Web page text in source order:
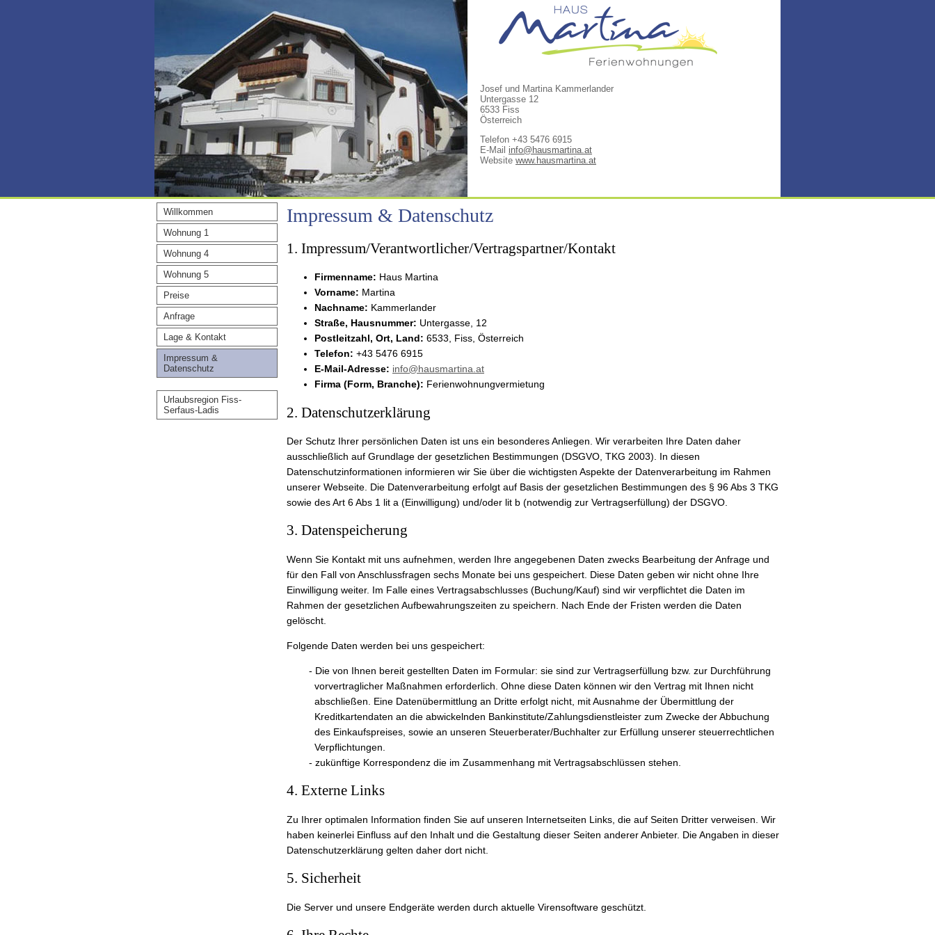
Josef und Martina Kammerlander
Untergasse 12
6533 Fiss
Österreich
Telefon +43 5476 6915
E-Mail info@hausmartina.at
Website www.hausmartina.at
Willkommen
Wohnung 1
Wohnung 4
Wohnung 5
Preise
Anfrage
Lage & Kontakt
Impressum &
Datenschutz
Urlaubsregion Fiss-
Serfaus-Ladis
Impressum & Datenschutz
1. Impressum/Verantwortlicher/Vertragspartner/Kontakt
Firmenname: Haus Martina
Vorname: Martina
Nachname: Kammerlander
Straße, Hausnummer: Untergasse, 12
Postleitzahl, Ort, Land: 6533, Fiss, Österreich
Telefon: +43 5476 6915
E-Mail-Adresse: info@hausmartina.at
Firma (Form, Branche): Ferienwohnungvermietung
2. Datenschutzerklärung
Der Schutz Ihrer persönlichen Daten ist uns ein besonderes Anliegen. Wir verarbeiten Ihre Daten daher
ausschließlich auf Grundlage der gesetzlichen Bestimmungen (DSGVO, TKG 2003). In diesen
Datenschutzinformationen informieren wir Sie über die wichtigsten Aspekte der Datenverarbeitung im Rahmen
unserer Webseite. Die Datenverarbeitung erfolgt auf Basis der gesetzlichen Bestimmungen des § 96 Abs 3 TKG
sowie des Art 6 Abs 1 lit a (Einwilligung) und/oder lit b (notwendig zur Vertragserfüllung) der DSGVO.
3. Datenspeicherung
Wenn Sie Kontakt mit uns aufnehmen, werden Ihre angegebenen Daten zwecks Bearbeitung der Anfrage und
für den Fall von Anschlussfragen sechs Monate bei uns gespeichert. Diese Daten geben wir nicht ohne Ihre
Einwilligung weiter. Im Falle eines Vertragsabschlusses (Buchung/Kauf) sind wir verpflichtet die Daten im
Rahmen der gesetzlichen Aufbewahrungszeiten zu speichern. Nach Ende der Fristen werden die Daten
gelöscht.
Folgende Daten werden bei uns gespeichert:
Die von Ihnen bereit gestellten Daten im Formular: sie sind zur Vertragserfüllung bzw. zur Durchführung
vorvertraglicher Maßnahmen erforderlich. Ohne diese Daten können wir den Vertrag mit Ihnen nicht
abschließen. Eine Datenübermittlung an Dritte erfolgt nicht, mit Ausnahme der Übermittlung der
Kreditkartendaten an die abwickelnden Bankinstitute/Zahlungsdienstleister zum Zwecke der Abbuchung
des Einkaufspreises, sowie an unseren Steuerberater/Buchhalter zur Erfüllung unserer steuerrechtlichen
Verpflichtungen.
zukünftige Korrespondenz die im Zusammenhang mit Vertragsabschlüssen stehen.
4. Externe Links
Zu Ihrer optimalen Information finden Sie auf unseren Internetseiten Links, die auf Seiten Dritter verweisen. Wir
haben keinerlei Einfluss auf den Inhalt und die Gestaltung dieser Seiten anderer Anbieter. Die Angaben in dieser
Datenschutzerklärung gelten daher dort nicht.
5. Sicherheit
Die Server und unsere Endgeräte werden durch aktuelle Virensoftware geschützt.